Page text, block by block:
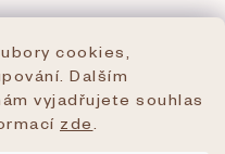
cookies,
Dalším
vyjadřujete souhlas
zde